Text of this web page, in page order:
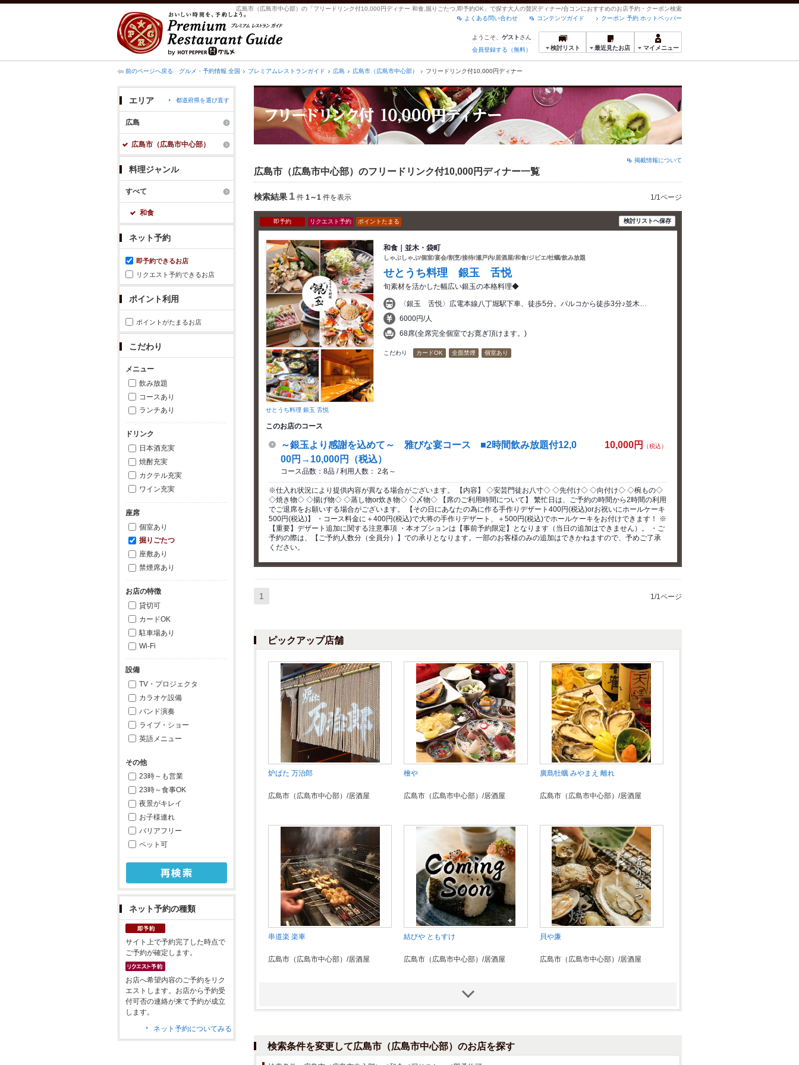
広島市（広島市中心部）の「フリードリンク付10,000円ディナー 和食,掘りごたつ,即予約OK」で探す大人の贅沢ディナー/合コンにおすすめのお店予約・クーポン検索
クーポン 予約 ホットペッパー
コンテンツガイド
よくある問い合わせ
ようこそ、 ゲスト さん
会員登録する（無料）
検討リスト 最近見たお店 マイメニュー
前のページへ戻る グルメ・予約情報 全国 プレミアムレストランガイド 広島 広島市（広島市中心部） フリードリンク付10,000円ディナー
エリア 都道府県を選び直す
広島
広島市（広島市中心部）
料理ジャンル
すべて
和食
ネット予約
即予約できるお店
リクエスト予約できるお店
ポイント利用
ポイントがたまるお店
こだわり
メニュー
飲み放題
コースあり
ランチあり
ドリンク
日本酒充実
焼酎充実
カクテル充実
ワイン充実
座席
個室あり
掘りごたつ
座敷あり
禁煙席あり
お店の特徴
貸切可
カードOK
駐車場あり
Wi-Fi
設備
TV・プロジェクタ
カラオケ設備
バンド演奏
ライブ・ショー
英語メニュー
その他
23時～も営業
23時～食事OK
夜景がキレイ
お子様連れ
バリアフリー
ペット可
ネット予約の種類
サイト上で予約完了した時点で
ご予約が確定します。
お店へ希望内容のご予約をリク
エストします。お店から予約受
付可否の連絡が来て予約が成立
します。
ネット予約についてみる
掲載情報について
広島市（広島市中心部）のフリードリンク付10,000円ディナー一覧
検索結果 1 件 1～1 件を表示 1/1ページ
即予約 リクエスト予約 ポイントたまる 検討リストへ保存
せとうち料理 銀玉 舌悦
和食｜並木・袋町
しゃぶしゃぶ/個室/宴会/割烹/接待/瀬戸内/居酒屋/和食/ジビエ/牡蠣/飲み放題
せとうち料理 銀玉 舌悦
旬素材を活かした幅広い銀玉の本格料理◆
〈銀玉 舌悦〉広電本線八丁堀駅下車、徒歩5分。パルコから徒歩3分♪並木…
6000円/人
68席(全席完全個室でお寛ぎ頂けます。)
こだわり カードOK 全面禁煙 個室あり
このお店のコース
10,000円 （税込）
～銀玉より感謝を込めて～ 雅びな宴コース ■2時間飲み放題付12,0
00円→10,000円（税込）
コース品数：8品 / 利用人数： 2名～
※仕入れ状況により提供内容が異なる場合がございます。 【内容】 ◇安芸門徒お八寸◇ ◇先付け◇ ◇向付け◇ ◇椀もの◇
◇焼き物◇ ◇揚げ物◇ ◇蒸し物or炊き物◇ ◇〆物◇ 【席のご利用時間について】 繁忙日は、ご予約の時間から2時間の利用
でご退席をお願いする場合がございます。 【その日にあなたの為に作る手作りデザート400円(税込)orお祝いにホールケーキ
500円(税込)】 ・コース料金に＋400円(税込)で大将の手作りデザート、＋500円(税込)でホールケーキをお付けできます！ ※
【重要】デザート追加に関する注意事項 ・本オプションは【事前予約限定】となります（当日の追加はできません）。 ・ご
予約の際は、【ご予約人数分（全員分）】での承りとなります。一部のお客様のみの追加はできかねますので、予めご了承
ください。
1 1/1ページ
ピックアップ店舗
炉ばた 万治郎
広島市（広島市中心部）/居酒屋
檜や
広島市（広島市中心部）/居酒屋
廣島牡蠣 みやまえ 離れ
広島市（広島市中心部）/居酒屋
串道楽 楽車
広島市（広島市中心部）/居酒屋
結びや ともすけ
広島市（広島市中心部）/居酒屋
貝や廉
広島市（広島市中心部）/居酒屋
検索条件を変更して広島市（広島市中心部）のお店を探す